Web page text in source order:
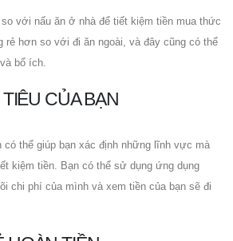
với nấu ăn ở nhà để tiết kiệm tiền mua thức
rẻ hơn so với đi ăn ngoài, và đây cũng có thể
bổ ích.
CỦA BẠN
có thể giúp bạn xác định những lĩnh vực mà
kiệm tiền. Bạn có thể sử dụng ứng dụng
chi phí của mình và xem tiền của bạn sẽ đi